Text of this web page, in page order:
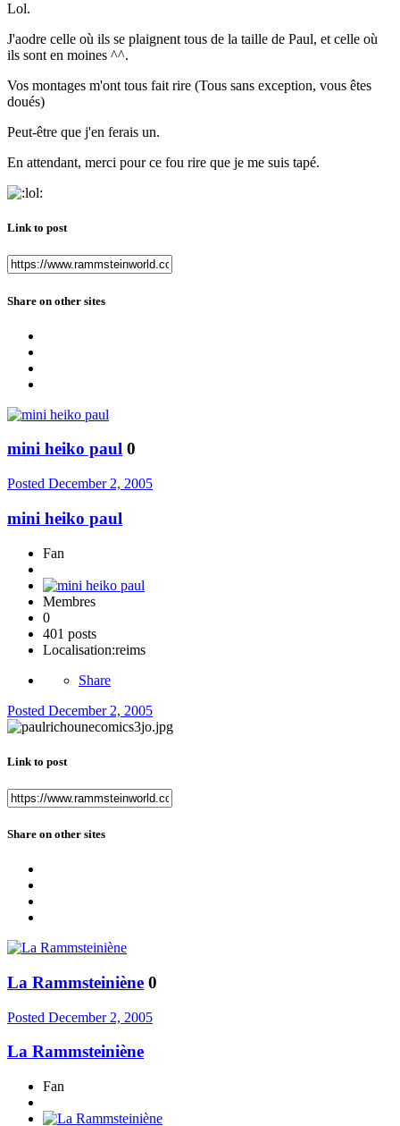
Lol.
J'aodre celle où ils se plaignent tous de la taille de Paul, et celle où
ils sont en moines ^^.
Vos montages m'ont tous fait rire (Tous sans exception, vous êtes
doués)
Peut-être que j'en ferais un.
En attendant, merci pour ce fou rire que je me suis tapé.
Link to post
Share on other sites
mini heiko paul 0
Posted December 2, 2005
mini heiko paul
Fan
Membres
0
401 posts
Localisation:reims
Share
Posted December 2, 2005
Link to post
Share on other sites
La Rammsteiniène 0
Posted December 2, 2005
La Rammsteiniène
Fan